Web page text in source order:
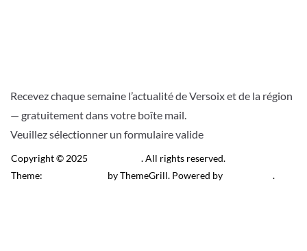
Recevez chaque semaine l’actualité de Versoix et de la région
— gratuitement dans votre boîte mail.
Veuillez sélectionner un formulaire valide
Copyright © 2025
. All rights reserved.
Theme:
by ThemeGrill. Powered by .